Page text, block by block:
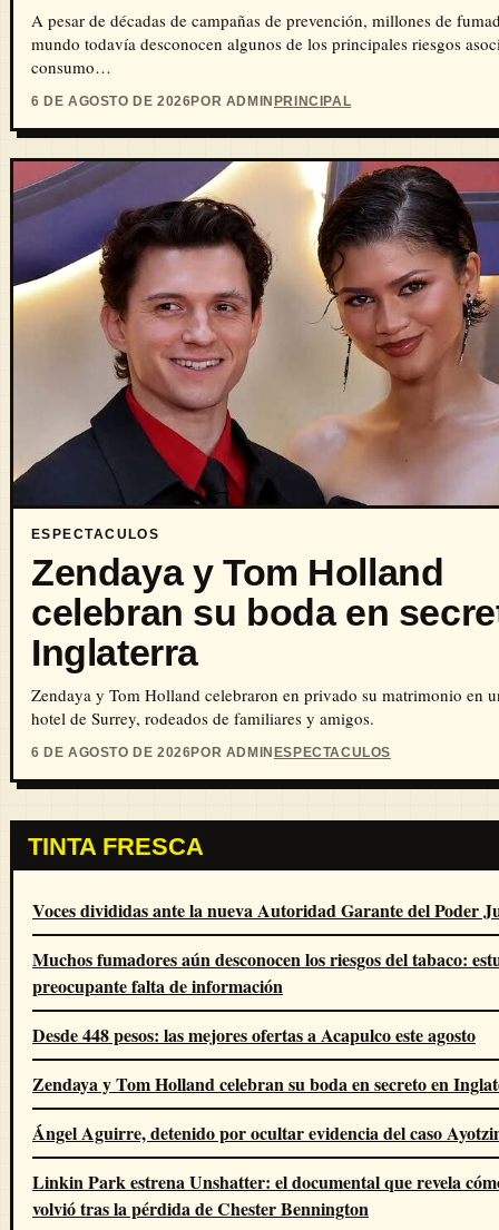
A pesar de décadas de campañas de prevención, millones de
mundo todavía desconocen algunos de los principales riesgos
consumo…
6 DE AGOSTO DE 2026POR ADMINPRINCIPAL
ESPECTACULOS
Zendaya y Tom Holland
celebran su boda en
Inglaterra
Zendaya y Tom Holland celebraron en privado su matrimonio en
hotel de Surrey, rodeados de familiares y amigos.
6 DE AGOSTO DE 2026POR ADMINESPECTACULOS
TINTA FRESCA
Voces divididas ante la nueva Autoridad Garante del Poder
Muchos fumadores aún desconocen los riesgos del tabaco:
preocupante falta de información
Desde 448 pesos: las mejores ofertas a Acapulco este agosto
Zendaya y Tom Holland celebran su boda en secreto en
Ángel Aguirre, detenido por ocultar evidencia del caso
Linkin Park estrena Unshatter: el documental que revela
volvió tras la pérdida de Chester Bennington